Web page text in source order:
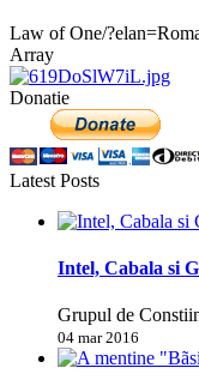
Law of One/
Array
Donatie
Latest Posts
Intel, Cabala si
Grupul de
04 mar 2016